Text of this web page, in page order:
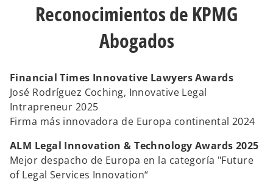
n
p
e
s
a
ñ
a
Reconocimientos de KPMG
Abogados
Financial Times Innovative Lawyers Awards
José Rodríguez Coching, Innovative Legal
Intrapreneur 2025
Firma más innovadora de Europa continental 2024
ALM Legal Innovation & Technology Awards 2025
Mejor despacho de Europa en la categoría "Future
of Legal Services Innovation“